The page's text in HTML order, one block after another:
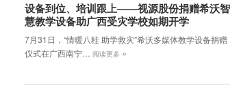
设备到位、培训跟上——视源股份捐赠希沃智
慧教学设备助广西受灾学校如期开学
7月31日，“情暖八桂 助学救灾”希沃多媒体教学设备捐赠
仪式在广西南宁…
阅读更多 »